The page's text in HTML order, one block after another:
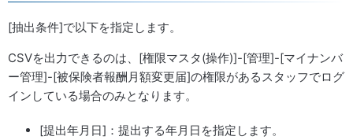
[抽出条件]で以下を指定します。
CSVを出力できるのは、[権限マスタ(操作)]-[管理]-[マイナンバ
ー管理]-[被保険者報酬月額変更届]の権限があるスタッフでログ
インしている場合のみとなります。
[提出年月日]：提出する年月日を指定します。